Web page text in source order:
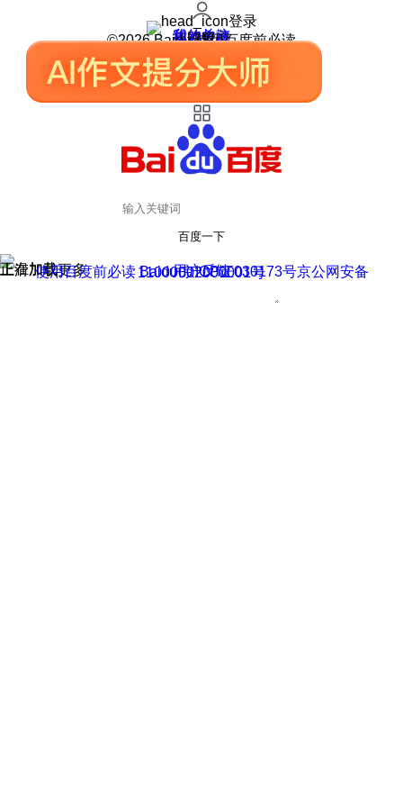
登录
我的关注
我的收藏
皮肤中心
用户反馈
设置
©2026 Baidu 使用百度前必读
百度一下
正在加载
上滑加载更多 用户反馈
使用百度前必读 Baidu 京ICP证030173号
京公网安备11000002000001号